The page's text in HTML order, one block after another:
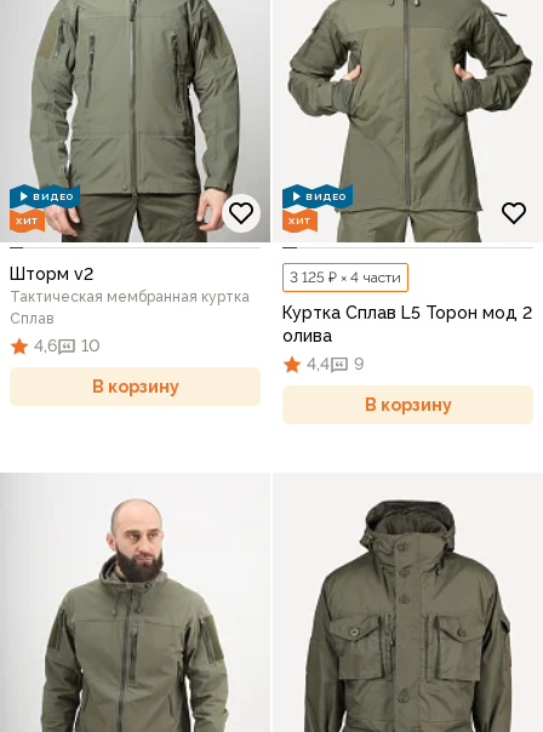
ВИДЕО
ХИТ
Шторм v2
Тактическая мембранная куртка
Сплав
4,6 10
В корзину
ВИДЕО
ХИТ
3 125 ₽ × 4 части
Куртка Сплав L5 Торон мод 2
олива
4,4
9
В корзину